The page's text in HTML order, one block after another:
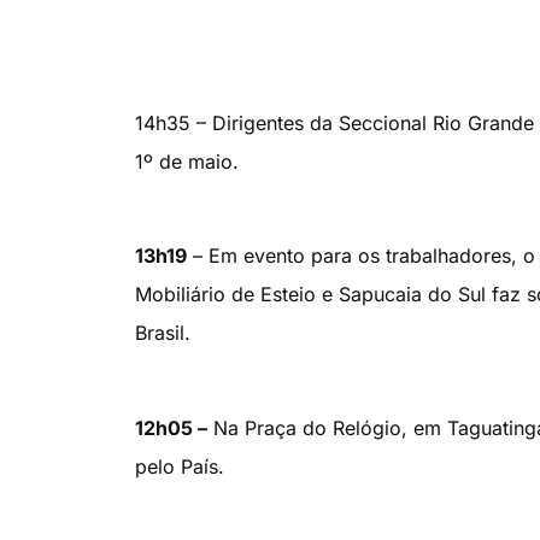
14h35 – Dirigentes da Seccional Rio
1º de maio.
13h19 – Em evento para os trabalhadores,
Mobiliário de Esteio e Sapucaia do Sul faz
Brasil.
12h05 – Na Praça do Relógio, em
pelo País.